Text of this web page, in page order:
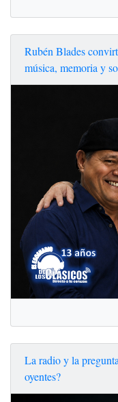
Rubén Blades
música, memoria y
La radio y la
oyentes?